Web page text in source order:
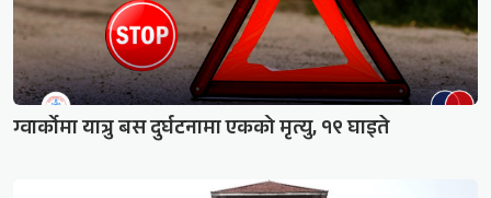
ग्वार्कोमा यात्रु बस दुर्घटनामा एकको मृत्यु, १९ घाइते